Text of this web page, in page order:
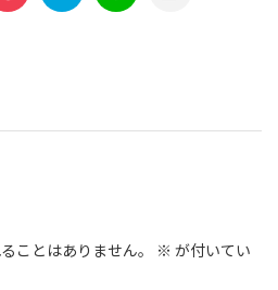
ことはありません。 ※ が付いてい